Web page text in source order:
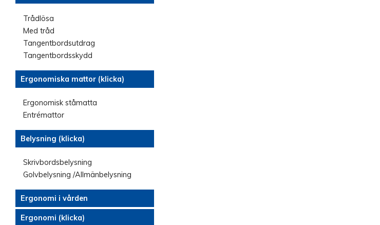
Trådlösa
Med tråd
Tangentbordsutdrag
Tangentbordsskydd
Ergonomiska mattor (klicka)
Ergonomisk ståmatta
Entrémattor
Belysning (klicka)
Skrivbordsbelysning
Golvbelysning /Allmänbelysning
Ergonomi i vården
Ergonomi (klicka)